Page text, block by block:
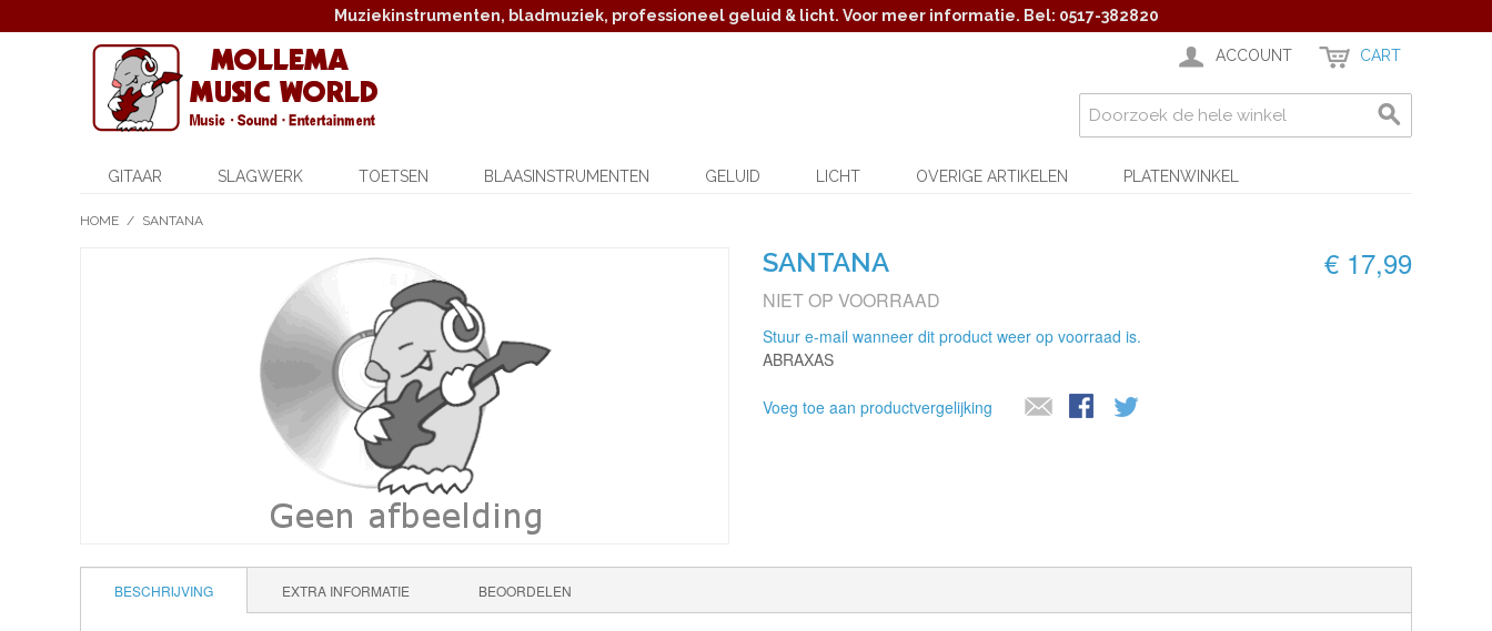
Muziekinstrumenten, bladmuziek, professioneel geluid & licht. Voor meer informatie. Bel: 0517-382820
ACCOUNT CART
GITAAR SLAGWERK TOETSEN BLAASINSTRUMENTEN GELUID LICHT OVERIGE ARTIKELEN PLATENWINKEL
HOME / SANTANA
SANTANA € 17,99
NIET OP VOORRAAD
Stuur e-mail wanneer dit product weer op voorraad is.
ABRAXAS
Voeg toe aan productvergelijking
BESCHRIJVING EXTRA INFORMATIE BEOORDELEN